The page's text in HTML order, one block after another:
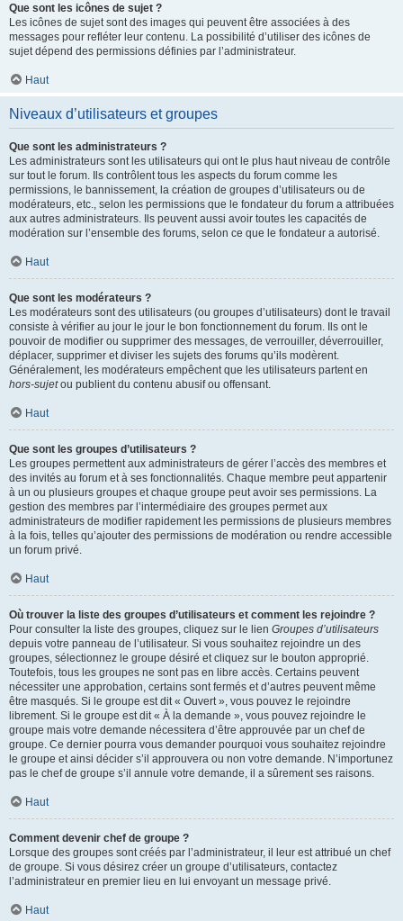
Que sont les icônes de sujet ?
Les icônes de sujet sont des images qui peuvent être associées à des
messages pour refléter leur contenu. La possibilité d’utiliser des icônes de
sujet dépend des permissions définies par l’administrateur.
Haut
Niveaux d’utilisateurs et groupes
Que sont les administrateurs ?
Les administrateurs sont les utilisateurs qui ont le plus haut niveau de contrôle
sur tout le forum. Ils contrôlent tous les aspects du forum comme les
permissions, le bannissement, la création de groupes d’utilisateurs ou de
modérateurs, etc., selon les permissions que le fondateur du forum a attribuées
aux autres administrateurs. Ils peuvent aussi avoir toutes les capacités de
modération sur l’ensemble des forums, selon ce que le fondateur a autorisé.
Haut
Que sont les modérateurs ?
Les modérateurs sont des utilisateurs (ou groupes d’utilisateurs) dont le travail
consiste à vérifier au jour le jour le bon fonctionnement du forum. Ils ont le
pouvoir de modifier ou supprimer des messages, de verrouiller, déverrouiller,
déplacer, supprimer et diviser les sujets des forums qu’ils modèrent.
Généralement, les modérateurs empêchent que les utilisateurs partent en
hors-sujetou publient du contenu abusif ou offensant.
Haut
Que sont les groupes d’utilisateurs ?
Les groupes permettent aux administrateurs de gérer l’accès des membres et
des invités au forum et à ses fonctionnalités. Chaque membre peut appartenir
à un ou plusieurs groupes et chaque groupe peut avoir ses permissions. La
gestion des membres par l’intermédiaire des groupes permet aux
administrateurs de modifier rapidement les permissions de plusieurs membres
à la fois, telles qu’ajouter des permissions de modération ou rendre accessible
un forum privé.
Haut
Où trouver la liste des groupes d’utilisateurs et comment les rejoindre ?
Pour consulter la liste des groupes, cliquez sur le lien Groupes d’utilisateurs
depuis votre panneau de l’utilisateur. Si vous souhaitez rejoindre un des
groupes, sélectionnez le groupe désiré et cliquez sur le bouton approprié.
Toutefois, tous les groupes ne sont pas en libre accès. Certains peuvent
nécessiter une approbation, certains sont fermés et d’autres peuvent même
être masqués. Si le groupe est dit « Ouvert », vous pouvez le rejoindre
librement. Si le groupe est dit « À la demande », vous pouvez rejoindre le
groupe mais votre demande nécessitera d’être approuvée par un chef de
groupe. Ce dernier pourra vous demander pourquoi vous souhaitez rejoindre
le groupe et ainsi décider s’il approuvera ou non votre demande. N’importunez
pas le chef de groupe s’il annule votre demande, il a sûrement ses raisons.
Haut
Comment devenir chef de groupe ?
Lorsque des groupes sont créés par l’administrateur, il leur est attribué un chef
de groupe. Si vous désirez créer un groupe d’utilisateurs, contactez
l’administrateur en premier lieu en lui envoyant un message privé.
Haut